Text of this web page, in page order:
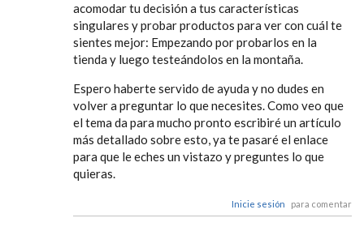
acomodar tu decisión a tus características
singulares y probar productos para ver con cuál te
sientes mejor: Empezando por probarlos en la
tienda y luego testeándolos en la montaña.
Espero haberte servido de ayuda y no dudes en
volver a preguntar lo que necesites. Como veo que
el tema da para mucho pronto escribiré un artículo
más detallado sobre esto, ya te pasaré el enlace
para que le eches un vistazo y preguntes lo que
quieras.
Inicie sesión para comentar